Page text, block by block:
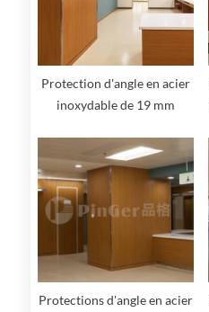
Protection d'angle en acier
inoxydable de 19 mm
Protections d'angle en acier